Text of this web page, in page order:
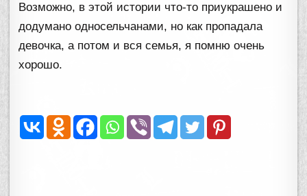
Возможно, в этой истории что-то приукрашено и
додумано односельчанами, но как пропадала
девочка, а потом и вся семья, я помню очень
хорошо.